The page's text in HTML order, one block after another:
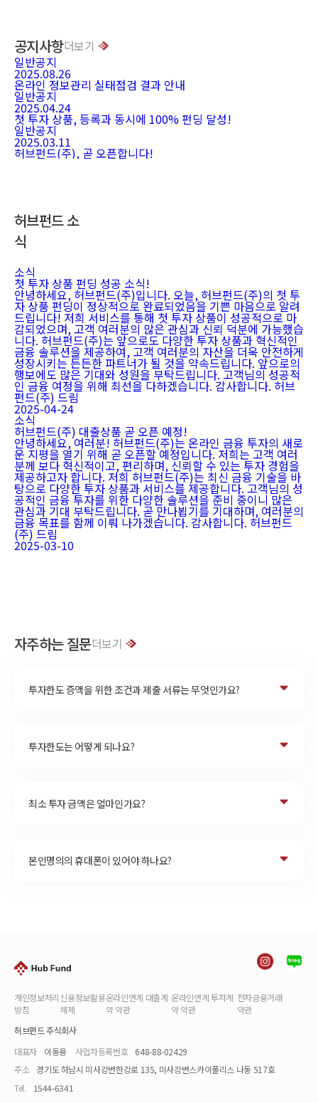
공지사항더보기
일반공지
2025.08.26
온라인 정보관리 실태점검 결과 안내
일반공지
2025.04.24
첫 투자 상품, 등록과 동시에 100% 펀딩 달성!
일반공지
2025.03.11
허브펀드(주), 곧 오픈합니다!
허브펀드 소
식
소식
첫 투자 상품 펀딩 성공 소식!
안녕하세요, 허브펀드(주)입니다. 오늘, 허브펀드(주)의 첫 투
자 상품 펀딩이 정상적으로 완료되었음을 기쁜 마음으로 알려
드립니다! 저희 서비스를 통해 첫 투자 상품이 성공적으로 마
감되었으며, 고객 여러분의 많은 관심과 신뢰 덕분에 가능했습
니다. 허브펀드(주)는 앞으로도 다양한 투자 상품과 혁신적인
금융 솔루션을 제공하여, 고객 여러분의 자산을 더욱 안전하게
성장시키는 든든한 파트너가 될 것을 약속드립니다. 앞으로의
행보에도 많은 기대와 성원을 부탁드립니다. 고객님의 성공적
인 금융 여정을 위해 최선을 다하겠습니다. 감사합니다. 허브
펀드(주) 드림
2025-04-24
소식
허브펀드(주) 대출상품 곧 오픈 예정!
안녕하세요, 여러분! 허브펀드(주)는 온라인 금융 투자의 새로
운 지평을 열기 위해 곧 오픈할 예정입니다. 저희는 고객 여러
분께 보다 혁신적이고, 편리하며, 신뢰할 수 있는 투자 경험을
제공하고자 합니다. 저희 허브펀드(주)는 최신 금융 기술을 바
탕으로 다양한 투자 상품과 서비스를 제공합니다. 고객님의 성
공적인 금융 투자를 위한 다양한 솔루션을 준비 중이니 많은
관심과 기대 부탁드립니다. 곧 만나뵙기를 기대하며, 여러분의
금융 목표를 함께 이뤄 나가겠습니다. 감사합니다. 허브펀드
(주) 드림
2025-03-10
자주하는 질문더보기
투자한도 증액을 위한 조건과 제출 서류는 무엇인가요?
투자한도는 어떻게 되나요?
최소 투자 금액은 얼마인가요?
본인명의의 휴대폰이 있어야 하나요?
개인정보처리
방침
신용정보활용
체제
온라인연계 대출계
약 약관
온라인연계 투자계
약 약관
전자금융거래
약관
허브펀드 주식회사
대표자
이동용 사업자등록번호
648-88-02429
주소
경기도 하남시 미사강변한강로 135, 미사강변스카이폴리스 나동 517호
Tel.
1544-6341